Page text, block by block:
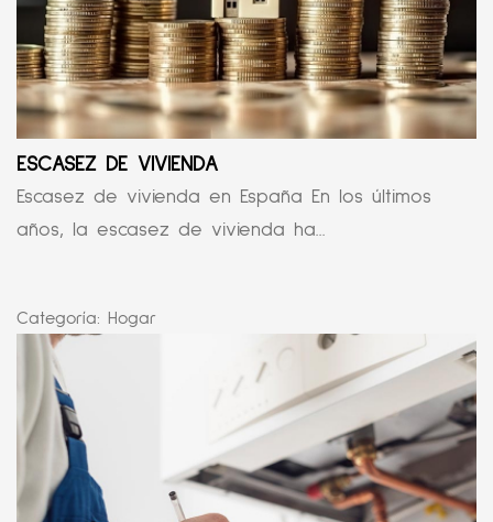
ESCASEZ DE VIVIENDA
Escasez de vivienda en España En los últimos
años, la escasez de vivienda ha...
Categoría: Hogar